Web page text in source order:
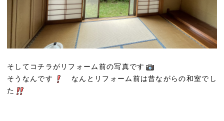
そしてコチラがリフォーム前の写真です
そうなんです
なんとリフォーム前は昔ながらの和室でし
た